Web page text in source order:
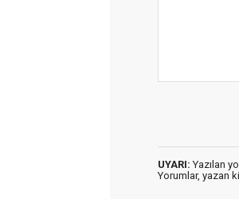
UYARI: Yazılan
Yorumlar, yazan